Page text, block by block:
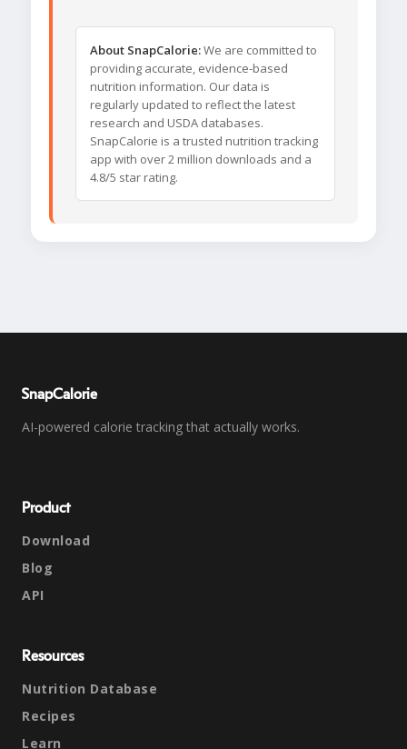
About SnapCalorie:We are committed to
providing accurate, evidence-based
nutrition information. Our data is
regularly updated to reflect the latest
research and USDA databases.
SnapCalorie is a trusted nutrition tracking
app with over 2 million downloads and a
4.8/5 star rating.
SnapCalorie
AI-powered calorie tracking that actually works.
Product
Download
Blog
API
Resources
Nutrition Database
Recipes
Learn